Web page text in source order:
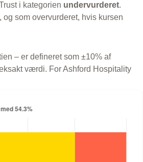
i kategorien undervurderet.
, og som overvurderet, hvis kursen
– er defineret som ±10% af
værdi. For Ashford Hospitality